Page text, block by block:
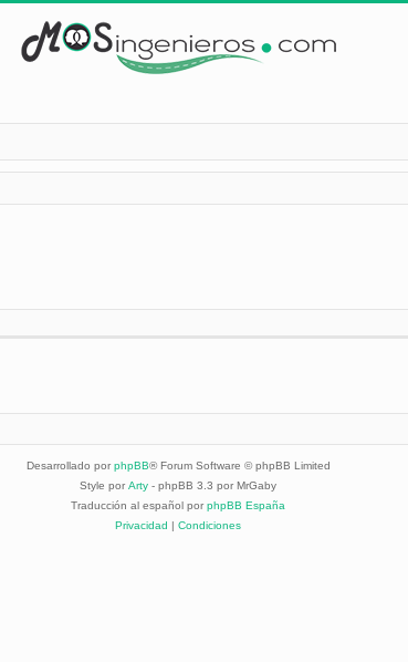
Desarrollado por phpBB® Forum Software © phpBB Limited
Style por Arty - phpBB 3.3 por MrGaby
Traducción al español por phpBB España
Privacidad
Condiciones